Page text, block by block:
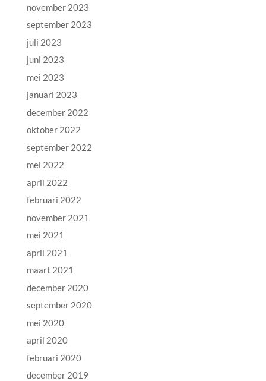
november 2023
september 2023
juli 2023
juni 2023
mei 2023
januari 2023
december 2022
oktober 2022
september 2022
mei 2022
april 2022
februari 2022
november 2021
mei 2021
april 2021
maart 2021
december 2020
september 2020
mei 2020
april 2020
februari 2020
december 2019